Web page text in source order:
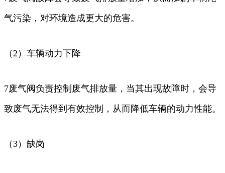
气污染，对环境造成更大的危害。
（2）车辆动力下降
7废气阀负责控制废气排放量，当其出现故障时，会导
致废气无法得到有效控制，从而降低车辆的动力性能。
（3）缺岗